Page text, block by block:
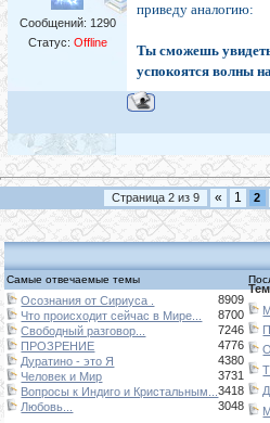
Сообщений: 1290
Статус: Offline
приведу аналогию:
Ты сможешь
успокоятся волны
Страница 2из 9 « 1 2
Самые отвечаемые темы
Осознания от Сириуса .
8909
Что происходит сейчас в Мире...
8700
Свободный разговор...
7246
ПРОЗРЕНИЕ
4776
Дуратино - это Я
4380
Человек и Мир
3731
Вопросы к Индиго и Кристальным...3418
Любовь...
3048